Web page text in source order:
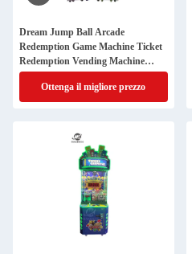
Dream Jump Ball Arcade
Redemption Game Machine Ticket
Redemption Vending Machine
(Motore automatico di riscatto
biglietti)Ottenga il migliore prezzo